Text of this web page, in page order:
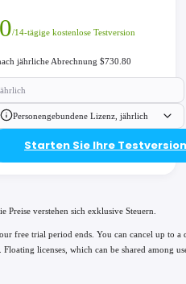
0/14-tägige kostenlose Testversion
jährliche Abrechnung $730.80
Personengebundene Lizenz, jährlich
Starten Sie Ihre Testversion
Preise verstehen sich exklusive Steuern.
free trial period ends. You can cancel up to a
licenses, which can be shared among